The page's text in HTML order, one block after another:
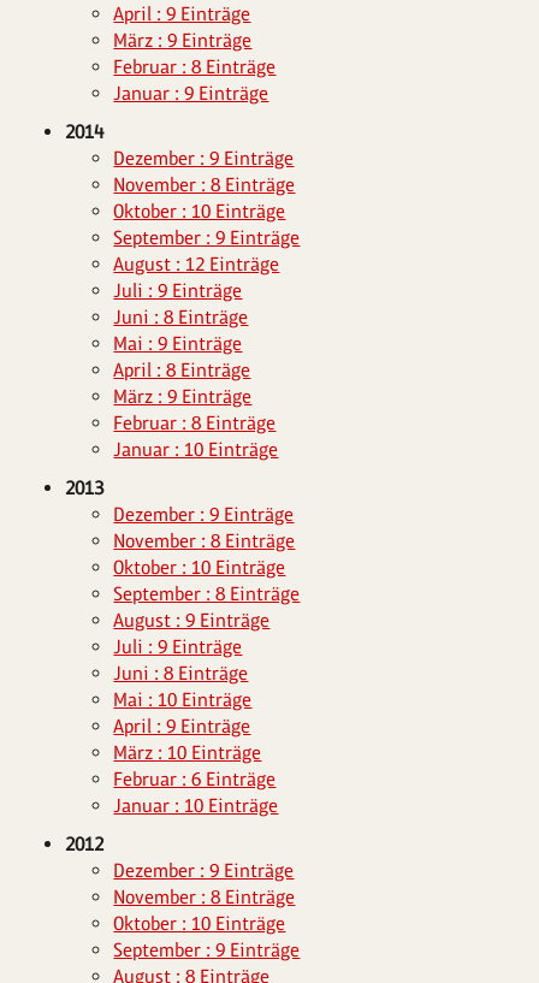
April : 9 Einträge
März : 9 Einträge
Februar : 8 Einträge
Januar : 9 Einträge
2014
Dezember : 9 Einträge
November : 8 Einträge
Oktober : 10 Einträge
September : 9 Einträge
August : 12 Einträge
Juli : 9 Einträge
Juni : 8 Einträge
Mai : 9 Einträge
April : 8 Einträge
März : 9 Einträge
Februar : 8 Einträge
Januar : 10 Einträge
2013
Dezember : 9 Einträge
November : 8 Einträge
Oktober : 10 Einträge
September : 8 Einträge
August : 9 Einträge
Juli : 9 Einträge
Juni : 8 Einträge
Mai : 10 Einträge
April : 9 Einträge
März : 10 Einträge
Februar : 6 Einträge
Januar : 10 Einträge
2012
Dezember : 9 Einträge
November : 8 Einträge
Oktober : 10 Einträge
September : 9 Einträge
August : 8 Einträge